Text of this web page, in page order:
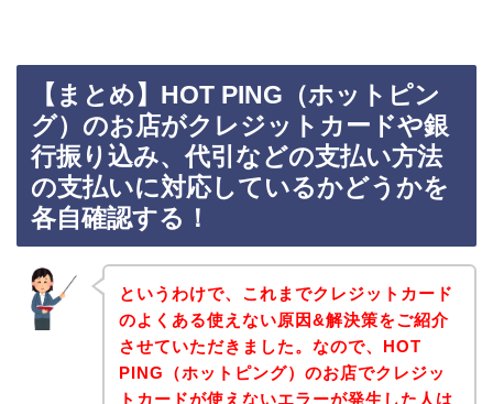
【まとめ】HOT PING（ホットピン
グ）のお店がクレジットカードや銀
行振り込み、代引などの支払い方法
の支払いに対応しているかどうかを
各自確認する！
というわけで、これまでクレジットカード
のよくある使えない原因&解決策をご紹介
させていただきました。なので、HOT
PING（ホットピング）のお店でクレジッ
トカードが使えないエラーが発生した人は